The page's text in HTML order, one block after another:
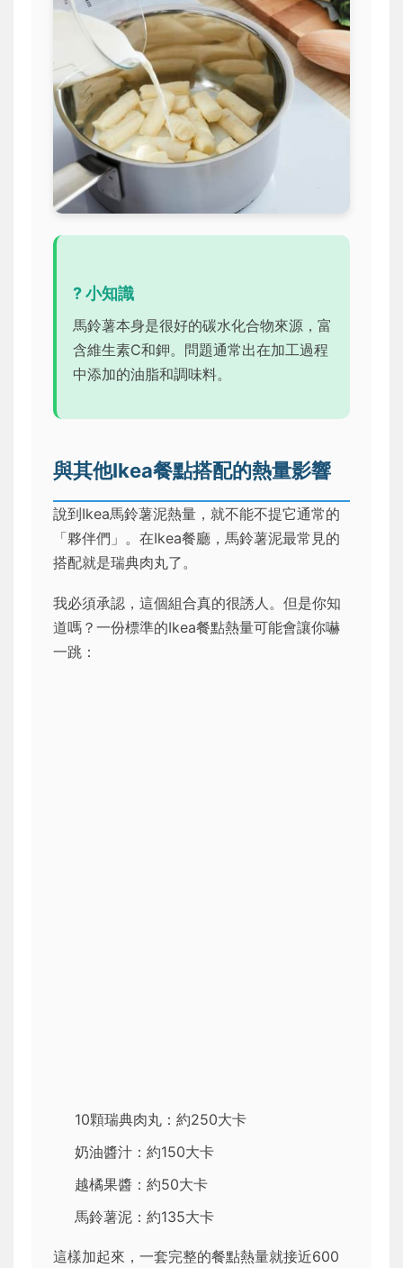
? 小知識
馬鈴薯本身是很好的碳水化合物來源，富
含維生素C和鉀。問題通常出在加工過程
中添加的油脂和調味料。
與其他Ikea餐點搭配的熱量影響
說到Ikea馬鈴薯泥熱量，就不能不提它通常的
「夥伴們」。在Ikea餐廳，馬鈴薯泥最常見的
搭配就是瑞典肉丸了。
我必須承認，這個組合真的很誘人。但是你知
道嗎？一份標準的Ikea餐點熱量可能會讓你嚇
一跳：
10顆瑞典肉丸：約250大卡
奶油醬汁：約150大卡
越橘果醬：約50大卡
馬鈴薯泥：約135大卡
這樣加起來，一套完整的餐點熱量就接近600